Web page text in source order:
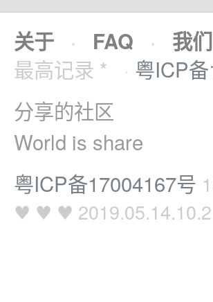
关于 · FAQ · 我
最高记录 *
· 粤ICP
分享的社区
World is share
粤ICP备17004167号
♥ ♥ ♥